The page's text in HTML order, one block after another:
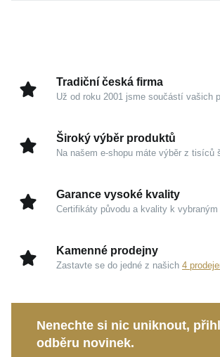
Kouzlo v detailech
trvalou hodnotu, bezchybný vzhled a
a láme světlo, čímž propůjčuje
Čisté linie:
Harmonický a
absolutní komfort a dává naplno
si svůj půvab po celé generace.
prsten z bílého zlataje symbolem
Tradiční česká firma
Už od roku 2001 jsme součástí vašich
Široký výběr produktů
Na našem e-shopu máte výběr z tisíců
Garance vysoké kvality
Certifikáty původu a kvality k vybraným
Kamenné prodejny
Zastavte se do jedné z našich 4
Nenechte si nic uniknout,
odběru novinek.